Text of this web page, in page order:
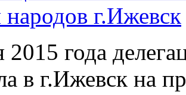
г.Ижевск
года
в г.Ижевск на